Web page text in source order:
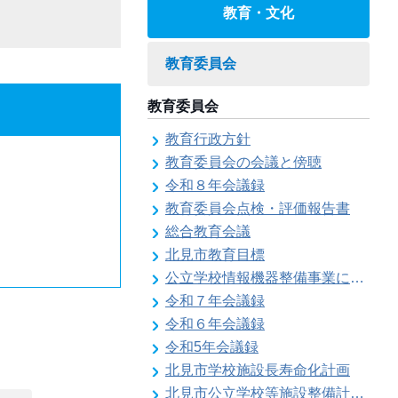
教育・文化
教育委員会
教育委員会
教育行政方針
教育委員会の会議と傍聴
令和８年会議録
教育委員会点検・評価報告書
総合教育会議
北見市教育目標
公立学校情報機器整備事業に係る各種計画の策定
令和７年会議録
令和６年会議録
令和5年会議録
北見市学校施設長寿命化計画
北見市公立学校等施設整備計画のお知らせ